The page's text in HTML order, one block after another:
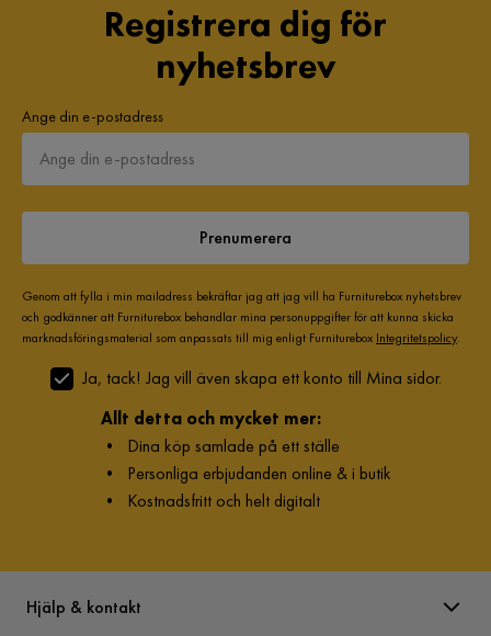
Registrera dig för
nyhetsbrev
Ange din e-postadress
Prenumerera
Genom att fylla i min mailadress bekräftar jag att jag vill ha Furniturebox nyhetsbrev
och godkänner att Furniturebox behandlar mina personuppgifter för att kunna skicka
marknadsföringsmaterial som anpassats till mig enligt Furniturebox Integritetspolicy.
Ja, tack! Jag vill även skapa ett konto till Mina sidor.
Allt detta och mycket mer:
• Dina köp samlade på ett ställe
• Personliga erbjudanden online & i butik
• Kostnadsfritt och helt digitalt
Hjälp & kontakt